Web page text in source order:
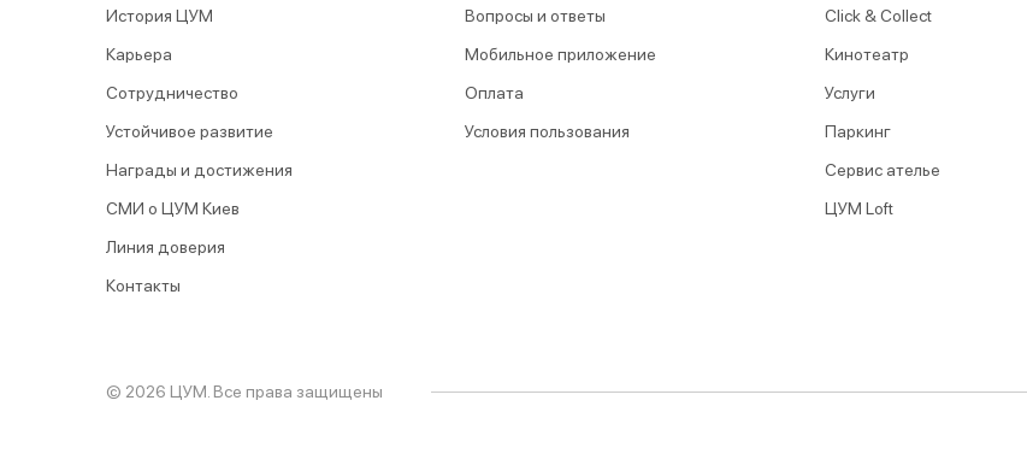
История ЦУМ
Карьера
Сотрудничество
Устойчивое развитие
Награды и достижения
СМИ о ЦУМ Киев
Линия доверия
Контакты
Вопросы и ответы
Мобильное приложение
Оплата
Условия пользования
Click & Collect
Кинотеатр
Услуги
Паркинг
Сервис ателье
ЦУМ Loft
© 2026 ЦУМ. Все права защищены